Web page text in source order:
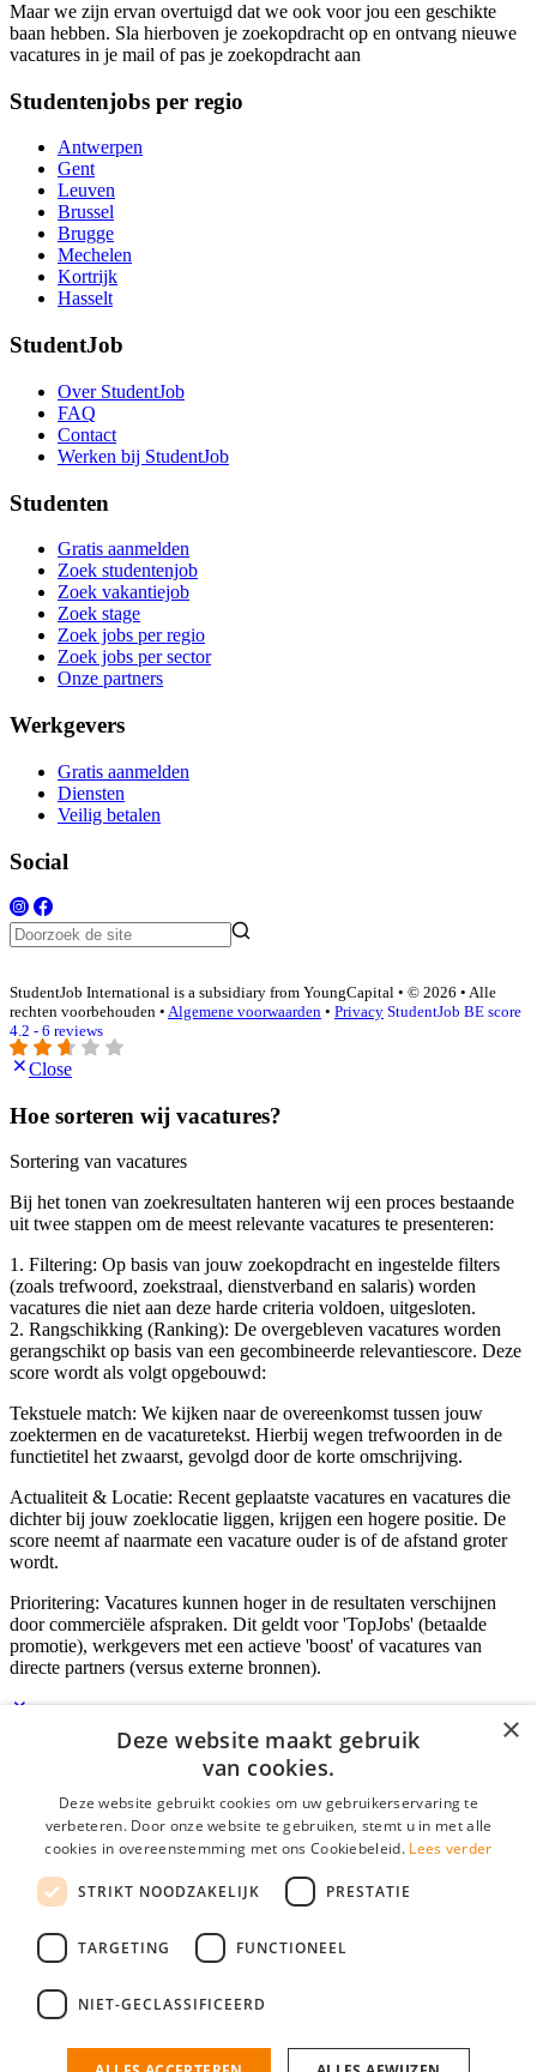
Maar we zijn ervan overtuigd dat we ook voor jou een geschikte
baan hebben. Sla hierboven je zoekopdracht op en ontvang nieuwe
vacatures in je mail of pas je zoekopdracht aan
Studentenjobs per regio
Antwerpen
Gent
Leuven
Brussel
Brugge
Mechelen
Kortrijk
Hasselt
StudentJob
Over StudentJob
FAQ
Contact
Werken bij StudentJob
Studenten
Gratis aanmelden
Zoek studentenjob
Zoek vakantiejob
Zoek stage
Zoek jobs per regio
Zoek jobs per sector
Onze partners
Werkgevers
Gratis aanmelden
Diensten
Veilig betalen
Social
StudentJob International is a subsidiary from YoungCapital • © 2026 • Alle
rechten voorbehouden • Algemene voorwaarden • Privacy StudentJob BE score
4.2 - 6 reviews
Close
Hoe sorteren wij vacatures?
Sortering van vacatures
Bij het tonen van zoekresultaten hanteren wij een proces bestaande
uit twee stappen om de meest relevante vacatures te presenteren:
1. Filtering: Op basis van jouw zoekopdracht en ingestelde filters
(zoals trefwoord, zoekstraal, dienstverband en salaris) worden
vacatures die niet aan deze harde criteria voldoen, uitgesloten.
2. Rangschikking (Ranking): De overgebleven vacatures worden
gerangschikt op basis van een gecombineerde relevantiescore. Deze
score wordt als volgt opgebouwd:
Tekstuele match: We kijken naar de overeenkomst tussen jouw
zoektermen en de vacaturetekst. Hierbij wegen trefwoorden in de
functietitel het zwaarst, gevolgd door de korte omschrijving.
Actualiteit & Locatie: Recent geplaatste vacatures en vacatures die
dichter bij jouw zoeklocatie liggen, krijgen een hogere positie. De
score neemt af naarmate een vacature ouder is of de afstand groter
wordt.
Prioritering: Vacatures kunnen hoger in de resultaten verschijnen
door commerciële afspraken. Dit geldt voor 'TopJobs' (betaalde
promotie), werkgevers met een actieve 'boost' of vacatures van
directe partners (versus externe bronnen).
E-mail*
Wachtwoord
login gegevens onthouden
login
Bedrijf aanmelden
nieuwe collega/werknemer zo gevonden!
×
Deze website maakt gebruik
van cookies.
Deze website gebruikt cookies om uw gebruikerservaring te
verbeteren. Door onze website te gebruiken, stemt u in met alle
cookies in overeenstemming met ons Cookiebeleid. Lees verder
STRIKT NOODZAKELIJK PRESTATIE
TARGETING FUNCTIONEEL
NIET-GECLASSIFICEERD